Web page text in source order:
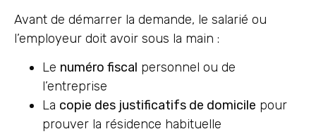
Avant de démarrer la demande, le salarié ou
l’employeur doit avoir sous la main :
Le numéro fiscal personnel ou de
l’entreprise
La copie des justificatifs de domicile pour
prouver la résidence habituelle